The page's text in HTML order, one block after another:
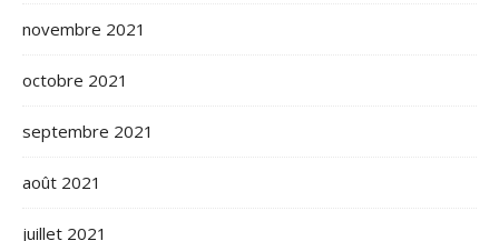
novembre 2021
octobre 2021
septembre 2021
août 2021
juillet 2021